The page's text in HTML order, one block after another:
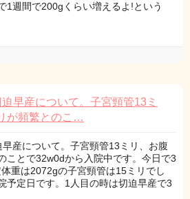
1週間で200gくらい増えるよ!という
早産について。子宮頸管13ミ
が頻繁とのこ…
産について。子宮頸管13ミリ、お腹
ことで32w0dから入院中です。今日で3
重は2072gの子宮頸管は15ミリでし
予定日です。1人目の時は切迫早産で3